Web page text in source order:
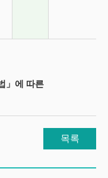
」에 따른
목록